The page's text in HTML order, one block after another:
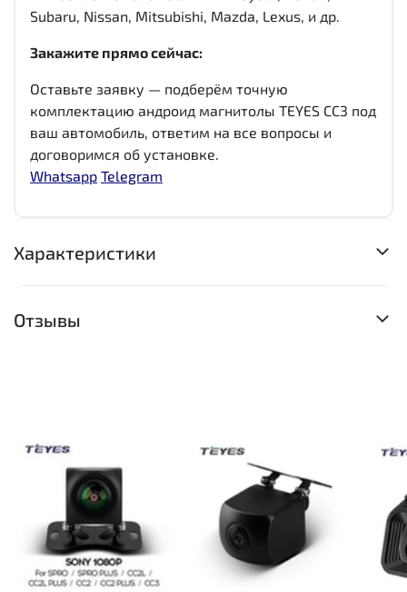
Subaru, Nissan, Mitsubishi, Mazda, Lexus, и др.
Закажите прямо сейчас:
Оставьте заявку — подберём точную
комплектацию андроид магнитолы TEYES CC3 под
ваш автомобиль, ответим на все вопросы и
договоримся об установке.
Whatsapp Telegram
Характеристики
Отзывы